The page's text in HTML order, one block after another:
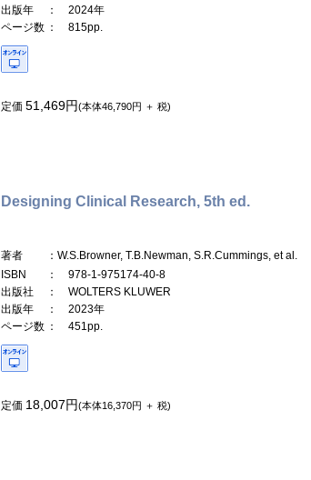
出版年
： 2024年
ページ数 ： 815pp.
定価 51,469円(本体46,790円 ＋ 税)
Designing Clinical Research, 5th ed.
著者
：W.S.Browner, T.B.Newman, S.R.Cummings, et al.
ISBN
： 978-1-975174-40-8
出版社
： WOLTERS KLUWER
出版年
： 2023年
ページ数 ： 451pp.
定価 18,007円(本体16,370円 ＋ 税)